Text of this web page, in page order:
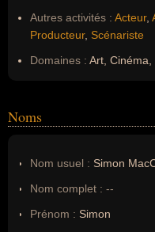
Autres activités : Acteur,
Producteur, Scénariste
Domaines : Art, Cinéma,
Noms
Nom usuel : Simon
Nom complet : --
Prénom : Simon